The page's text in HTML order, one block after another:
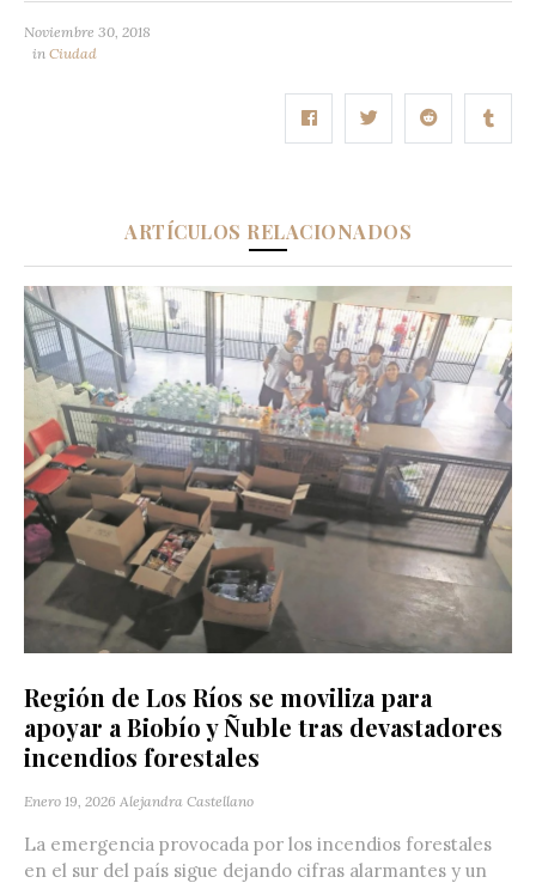
Noviembre 30, 2018
in Ciudad
ARTÍCULOS RELACIONADOS
Región de Los Ríos se moviliza para
apoyar a Biobío y Ñuble tras devastadores
incendios forestales
Enero 19, 2026 Alejandra Castellano
La emergencia provocada por los incendios forestales
en el sur del país sigue dejando cifras alarmantes y un